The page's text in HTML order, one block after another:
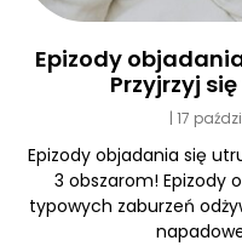
Epizody
Przyjrzyj
17
Epizody objadania się
3 obszarom! Epizody
typowych zaburzeń